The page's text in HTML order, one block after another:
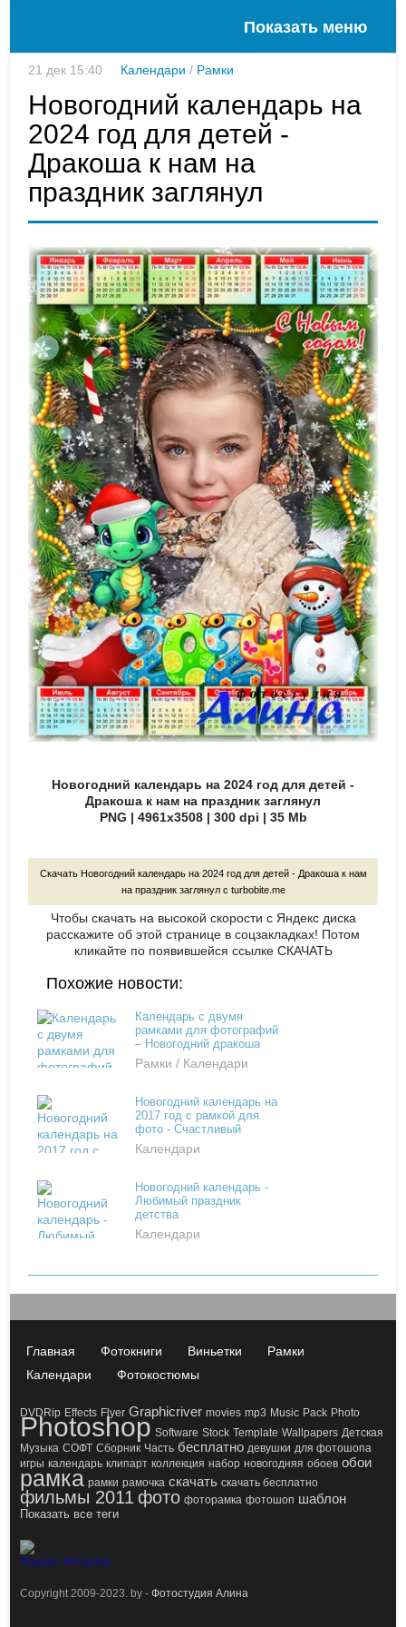
Показать меню
21 дек 15:40 Календари / Рамки
Новогодний календарь на
2024 год для детей -
Дракоша к нам на
праздник заглянул
Новогодний календарь на 2024 год для детей -
Дракоша к нам на праздник заглянул
PNG | 4961x3508 | 300 dpi | 35 Mb
Скачать Новогодний календарь на 2024 год для детей - Дракоша к нам
на праздник заглянул с turbobite.me
Чтобы скачать на высокой скорости с Яндекс диска
расскажите об этой странице в соцзакладках! Потом
кликайте по появившейся ссылке СКАЧАТЬ
Похожие новости:
Календарь с двумя
рамками для фотографий
– Новогодний дракоша
Рамки / Календари
Новогодний календарь на
2017 год с рамкой для
фото - Счастливый
праздник
Календари
Новогодний календарь -
Любимый праздник
детства
Календари
Главная Фотокниги Виньетки
Рамки
Календари
Фотокостюмы
DVDRip Effects Flyer Graphicriver movies mp3 Music Pack Photo
Photoshop Software Stock Template Wallpapers Детская
Музыка СОФТ Сборник Часть бесплатно девушки для фотошопа
игры календарь клипарт коллекция набор новогодняя обоев обои
рамка рамки рамочка скачать скачать бесплатно
фильмы 2011 фото фоторамка фотошоп шаблон
Показать все теги
Copyright 2009-2023. by - Фотостудия Алина